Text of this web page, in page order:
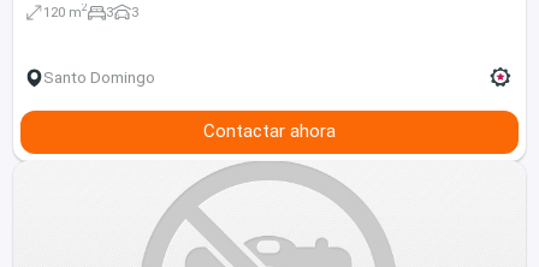
120 m2 3 3
Santo Domingo
Contactar ahora